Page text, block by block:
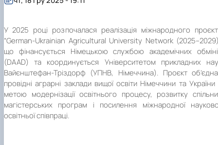
У 2025 році розпочалася реалізація міжнародного
“German-Ukrainian Agricultural University Network
що фінансується Німецькою службою академічних
(DAAD) та координується Університетом прикладних
Вайєнштефан-Тріздорф (УПНВ, Німеччина). Проєкт
провідні аграрні заклади вищої освіти Німеччини та України
метою модернізації освітнього процесу, розвитку
магістерських програм і посилення міжнародної
освітньої співпраці.